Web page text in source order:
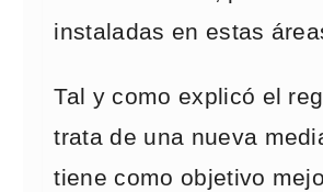
instaladas en estas
Tal y como explicó el
trata de una nueva
tiene como objetivo